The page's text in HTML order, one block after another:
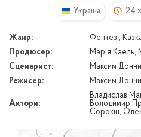
Україна 24
Жанр:
Фентезі,
Продюсер:
Марія Каель,
Сценарист:
Максим
Режисер:
Максим
Актори:
Владислав
Володимир
Сорокін,